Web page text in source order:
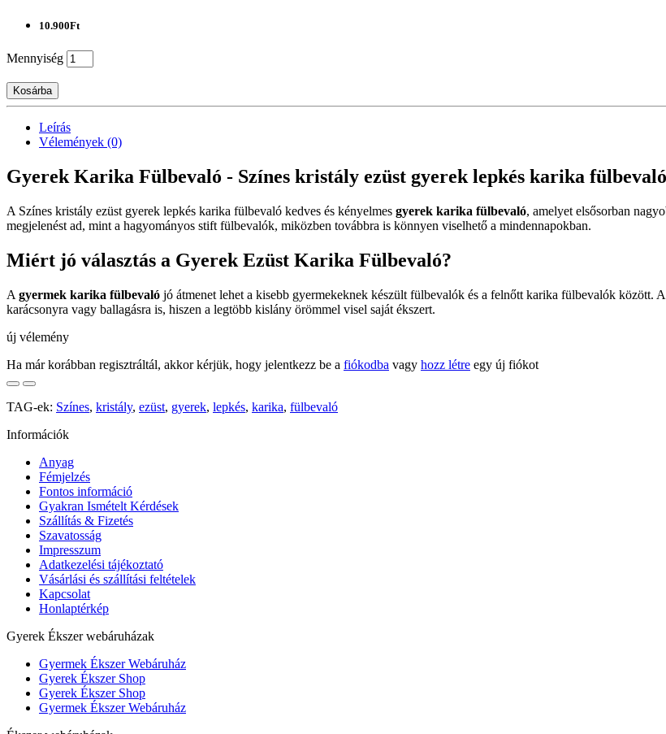
10.900Ft
Mennyiség
Kosárba
Leírás
Vélemények (0)
Gyerek Karika Fülbevaló - Színes kristály ezüst gyerek lepkés karika fülbevaló
A Színes kristály ezüst gyerek lepkés karika fülbevaló kedves és kényelmes gyerek karika fülbevaló, amelyet elsősorban
megjelenést ad, mint a hagyományos stift fülbevalók, miközben továbbra is könnyen viselhető a mindennapokban.
Miért jó választás a Gyerek Ezüst Karika Fülbevaló?
A gyermek karika fülbevaló jó átmenet lehet a kisebb gyermekeknek készült fülbevalók és a felnőtt karika fülbevalók között. A
karácsonyra vagy ballagásra is, hiszen a legtöbb kislány örömmel visel saját ékszert.
új vélemény
Ha már korábban regisztráltál, akkor kérjük, hogy jelentkezz be a fiókodba vagy hozz létre egy új fiókot
TAG-ek: Színes, kristály, ezüst, gyerek, lepkés, karika, fülbevaló
Információk
Anyag
Fémjelzés
Fontos információ
Gyakran Ismételt Kérdések
Szállítás & Fizetés
Szavatosság
Impresszum
Adatkezelési tájékoztató
Vásárlási és szállítási feltételek
Kapcsolat
Honlaptérkép
Gyerek Ékszer webáruházak
Gyermek Ékszer Webáruház
Gyerek Ékszer Shop
Gyerek Ékszer Shop
Gyermek Ékszer Webáruház